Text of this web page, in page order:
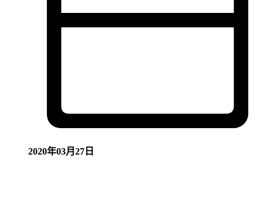
2020年03月27日